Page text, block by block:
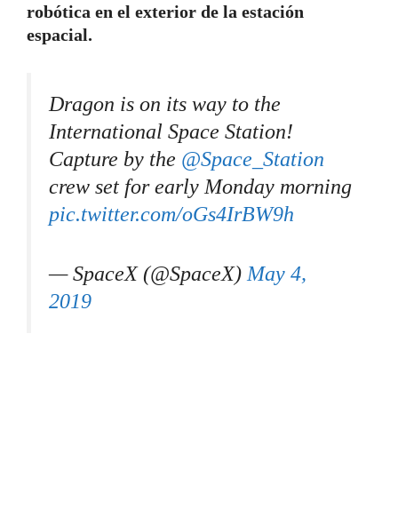
robótica en el exterior de la estación
espacial.
Dragon is on its way to the
International Space Station!
Capture by the @Space_Station
crew set for early Monday morning
pic.twitter.com/oGs4IrBW9h
— SpaceX (@SpaceX) May 4,
2019